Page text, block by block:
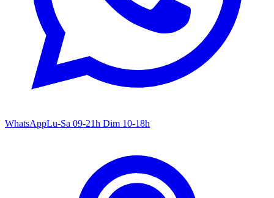
WhatsAppLu-Sa 09-21h Dim 10-18h